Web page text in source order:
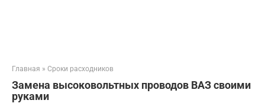
Главная » Сроки расходников
Замена высоковольтных проводов ВАЗ своими
руками